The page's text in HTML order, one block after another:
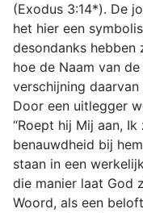
(Exodus 3:14*). De
het hier een
desondanks
hoe de Naam van
verschijning
Door een uitlegger
“Roept hij Mij aan,
benauwdheid bij
staan in een
die manier laat God
Woord, als een